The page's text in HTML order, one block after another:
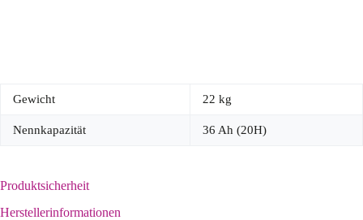
Gewicht 22 kg
Nennkapazität 36 Ah (20H)
Produktsicherheit
Herstellerinformationen